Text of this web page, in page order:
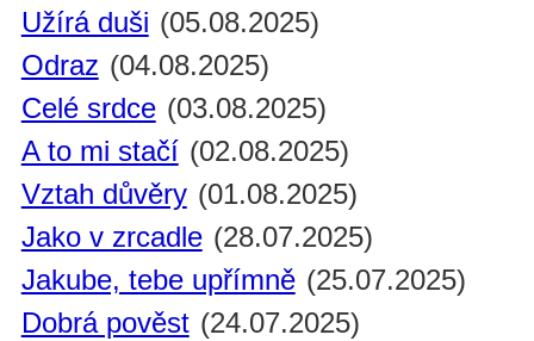
Užírá duši (05.08.2025)
Odraz (04.08.2025)
Celé srdce (03.08.2025)
A to mi stačí (02.08.2025)
Vztah důvěry (01.08.2025)
Jako v zrcadle (28.07.2025)
Jakube, tebe upřímně (25.07.2025)
Dobrá pověst (24.07.2025)